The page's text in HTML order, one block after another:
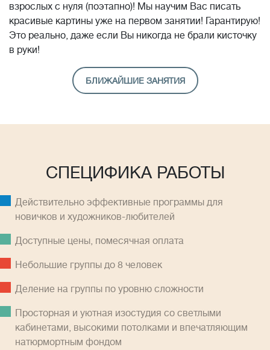
взрослых с нуля (поэтапно)! Мы научим Вас писать
красивые картины уже на первом занятии! Гарантирую!
Это реально, даже если Вы никогда не брали кисточку
в руки!
БЛИЖАЙШИЕ ЗАНЯТИЯ
СПЕЦИФИКА РАБОТЫ
Действительно эффективные программы для
новичков и художников-любителей
Доступные цены, помесячная оплатa
Небольшие группы до 8 человек
Деление на группы по уровню сложности
Просторная и уютная изостудия со светлыми
кабинетами, высокими потолками и впечатляющим
натюрмортным фондом